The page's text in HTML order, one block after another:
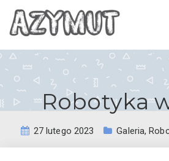
Robotyka
27 lutego 2023 Galeria,